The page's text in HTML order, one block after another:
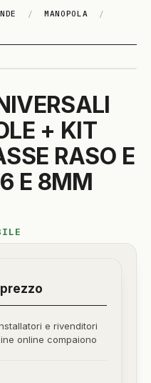
/ MANOPOLA
/
+ KIT
RASO E
E 8MM
e rivenditori
online compaiono